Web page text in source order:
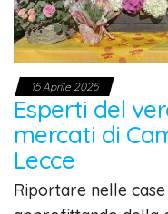
15 Aprile 2025
Esperti del
mercati di
Lecce
Riportare nelle